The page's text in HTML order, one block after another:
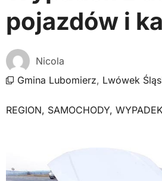
pojazdów i
Nicola
Gmina Lubomierz, Lwówek
REGION, SAMOCHODY, WYPADEK